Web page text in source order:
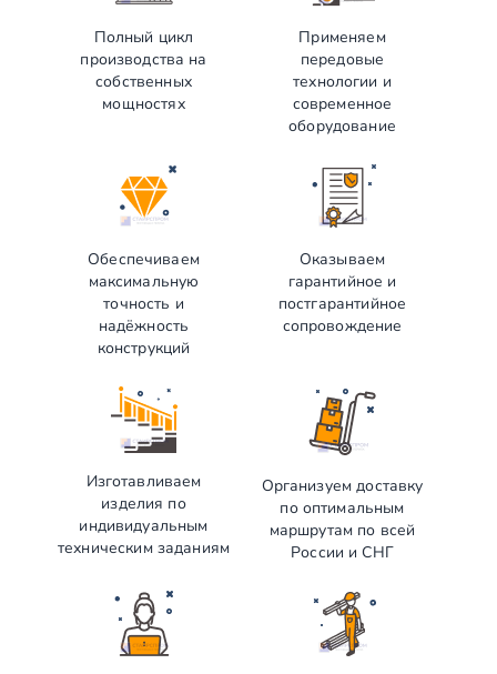
Полный цикл
производства на
собственных
мощностях
Применяем
передовые
технологии и
современное
оборудование
Обеспечиваем
максимальную
точность и
надёжность
конструкций
Оказываем
гарантийное и
постгарантийное
сопровождение
Изготавливаем
изделия по
индивидуальным
техническим заданиям
Организуем доставку
по оптимальным
маршрутам по всей
России и СНГ